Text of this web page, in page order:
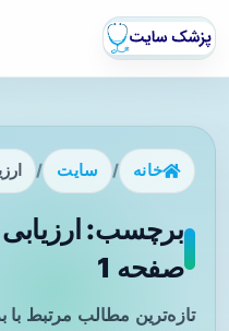
خانه / سایت /
برچسب:
صفحه 1
تازه‌ترین مطالب مرتبط